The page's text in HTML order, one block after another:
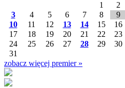
1
2
3
4 5 6 7 8
9
10
11 12 13 14 15
16
17
18 19 20 21 22
23
24
25 26 27 28 29
30
31
zobacz więcej premier »